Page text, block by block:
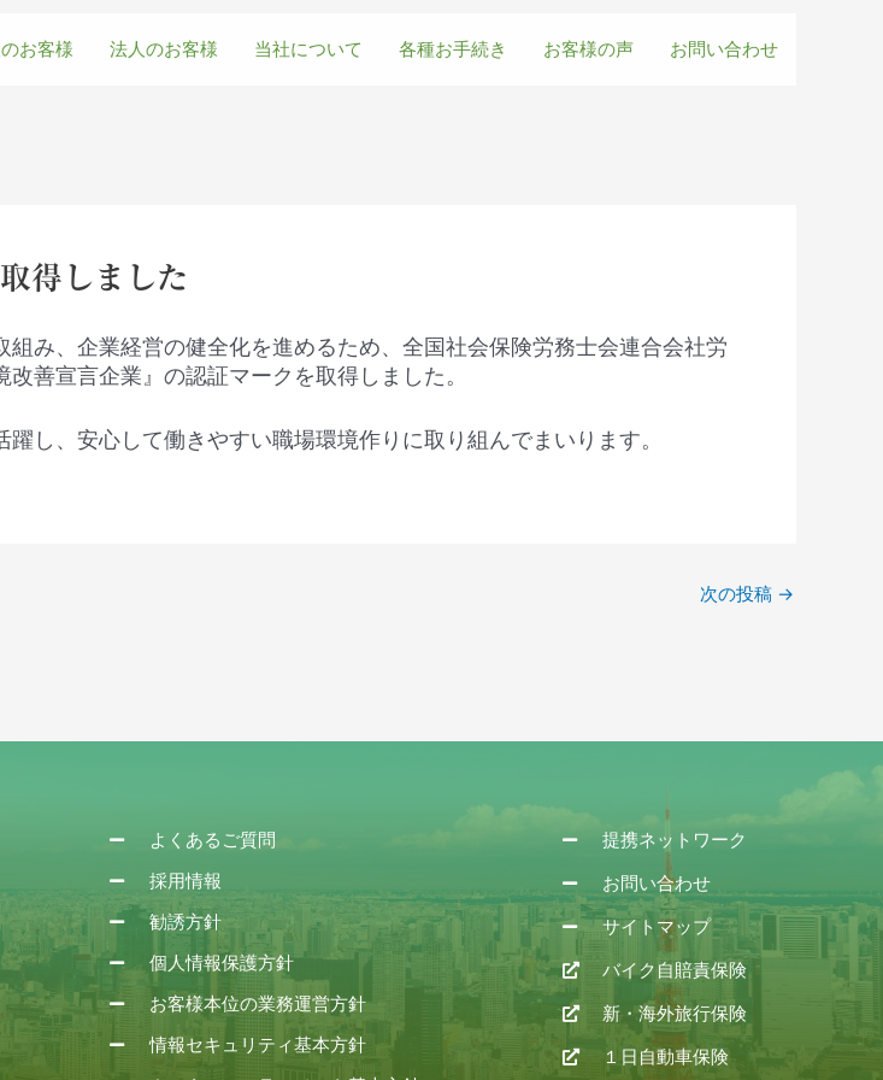
お客様 法人のお客様 当社について 各種お手続き お客様の声 お問い合わせ
得しました
み、企業経営の健全化を進めるため、全国社会保険労務士会連合会社労
善宣言企業』の認証マークを取得しました。
し、安心して働きやすい職場環境作りに取り組んでまいります。
次の投稿 →
よくあるご質問
採用情報
勧誘方針
個人情報保護方針
お客様本位の業務運営方針
情報セキュリティ基本方針
提携ネットワーク
お問い合わせ
サイトマップ
バイク自賠責保険
新・海外旅行保険
１日自動車保険